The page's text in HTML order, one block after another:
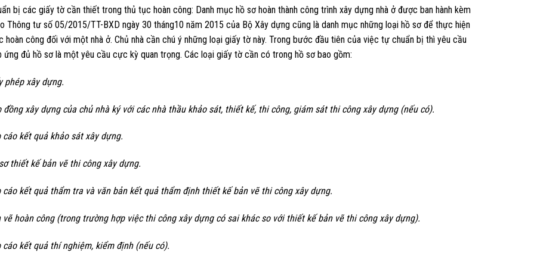
bị các giấy tờ cần thiết trong thủ tục hoàn công: Danh mục hồ sơ hoàn thành công trình xây dựng nhà ở được ban hành kèm
Thông tư số 05/2015/TT-BXD ngày 30 tháng10 năm 2015 của Bộ Xây dựng cũng là danh mục những loại hồ sơ để thực hiện
hoàn công đối với một nhà ở. Chủ nhà cần chú ý những loại giấy tờ này. Trong bước đầu tiên của việc tự chuẩn bị thì yêu cầu
ứng đủ hồ sơ là một yêu cầu cực kỳ quan trọng. Các loại giấy tờ cần có trong hồ sơ bao gồm:
phép xây dựng.
đồng xây dựng của chủ nhà ký với các nhà thầu khảo sát, thiết kế, thi công, giám sát thi công xây dựng (nếu có).
cáo kết quả khảo sát xây dựng.
thiết kế bản vẽ thi công xây dựng.
cáo kết quả thẩm tra và văn bản kết quả thẩm định thiết kế bản vẽ thi công xây dựng.
vẽ hoàn công (trong trường hợp việc thi công xây dựng có sai khác so với thiết kế bản vẽ thi công xây dựng).
cáo kết quả thí nghiệm, kiểm định (nếu có).